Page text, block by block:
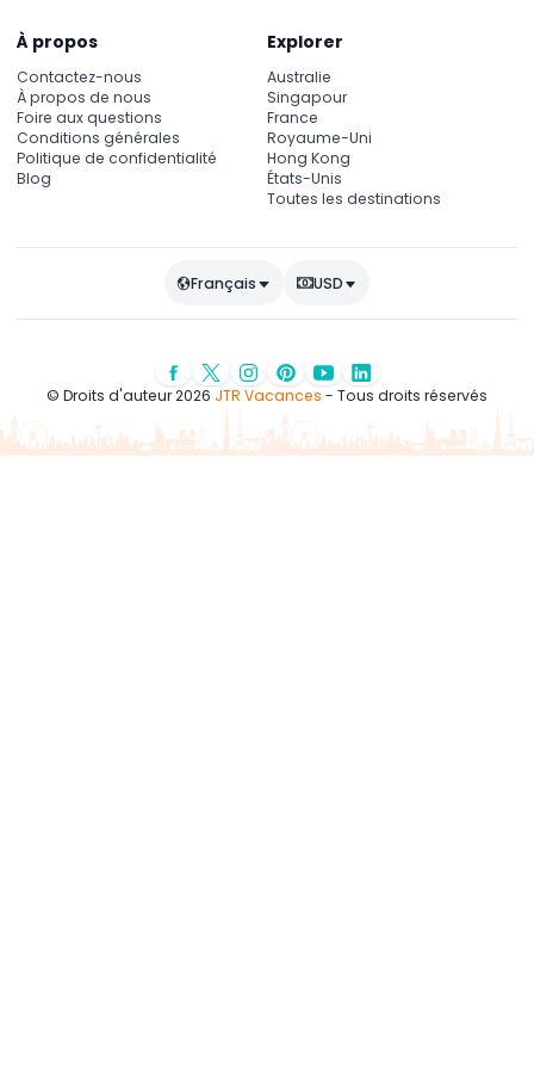
À propos
Contactez-nous
À propos de nous
Foire aux questions
Conditions générales
Politique de confidentialité
Blog
Explorer
Australie
Singapour
France
Royaume-Uni
Hong Kong
États-Unis
Toutes les destinations
Français USD
© Droits d'auteur 2026 JTR Vacances - Tous droits réservés